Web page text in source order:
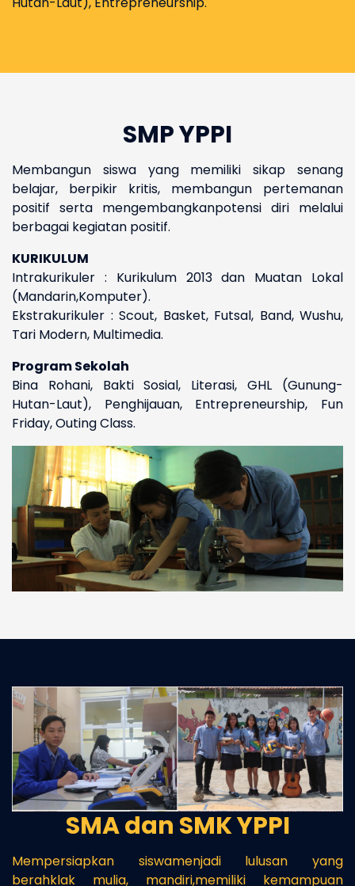
SMP YPPI
Membangun siswa yang memiliki sikap senang
belajar, berpikir kritis, membangun pertemanan
positif serta mengembangkanpotensi diri melalui
berbagai kegiatan positif.
KURIKULUM
Intrakurikuler : Kurikulum 2013 dan Muatan Lokal
(Mandarin,Komputer).
Ekstrakurikuler : Scout, Basket, Futsal, Band, Wushu,
Tari Modern, Multimedia.
Program Sekolah
Bina Rohani, Bakti Sosial, Literasi, GHL (Gunung-
Hutan-Laut), Penghijauan, Entrepreneurship, Fun
Friday, Outing Class.
SMA dan SMK YPPI
Mempersiapkan siswamenjadi lulusan yang
berahklak mulia, mandiri,memiliki kemampuan